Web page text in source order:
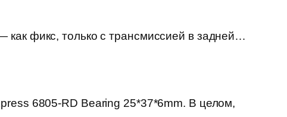
фикс, только с трансмиссией в задней…
6805-RD Bearing 25*37*6mm. В целом,